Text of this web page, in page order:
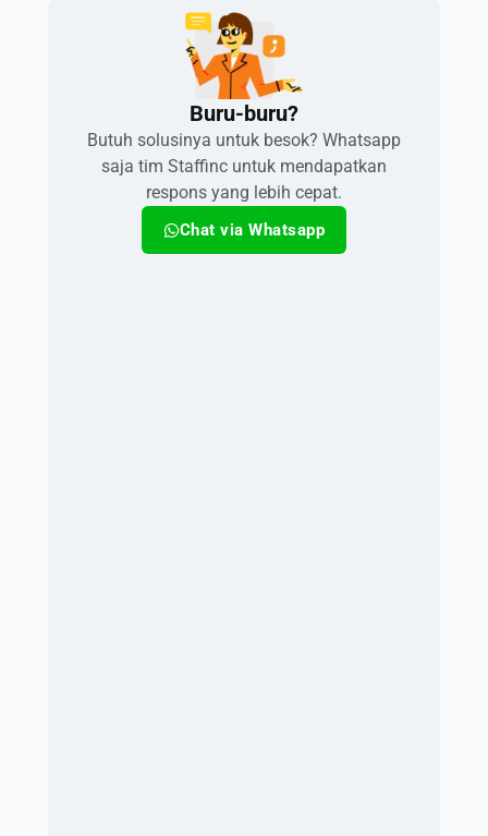
Buru-buru?​
Butuh solusinya untuk besok? Whatsapp
saja tim Staffinc untuk mendapatkan
respons yang lebih cepat.
Chat via Whatsapp